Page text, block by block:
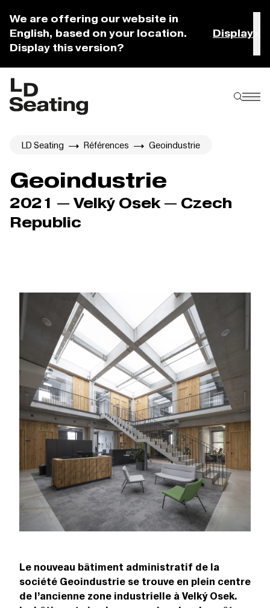
We are offering our website in
English, based on your location.
Display this version?
Display
LD Seating Références Geoindustrie
Geoindustrie
2021 — Velký Osek — Czech
Republic
Le nouveau bâtiment administratif de la
société Geoindustrie se trouve en plein centre
de l’ancienne zone industrielle à Velký Osek.